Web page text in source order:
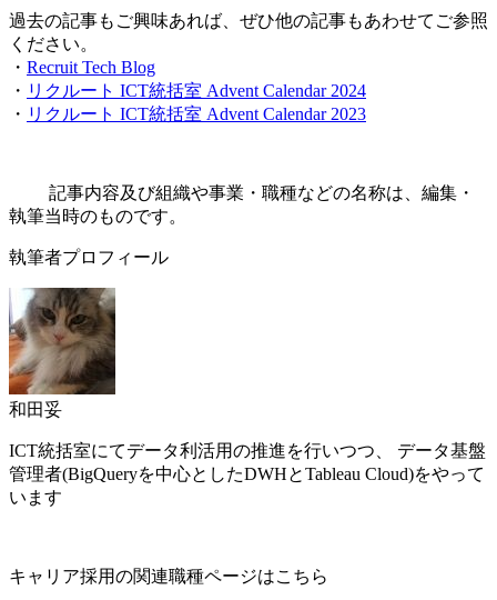
過去の記事もご興味あれば、ぜひ他の記事もあわせてご参照
ください。
・ Recruit Tech Blog
・ リクルート ICT統括室 Advent Calendar 2024
・ リクルート ICT統括室 Advent Calendar 2023
記事内容及び組織や事業・職種などの名称は、編集・
執筆当時のものです。
執筆者プロフィール
和田妥
ICT統括室にてデータ利活用の推進を行いつつ、 データ基盤
管理者(BigQueryを中心としたDWHとTableau Cloud)をやって
います
キャリア採用の関連職種ページはこちら